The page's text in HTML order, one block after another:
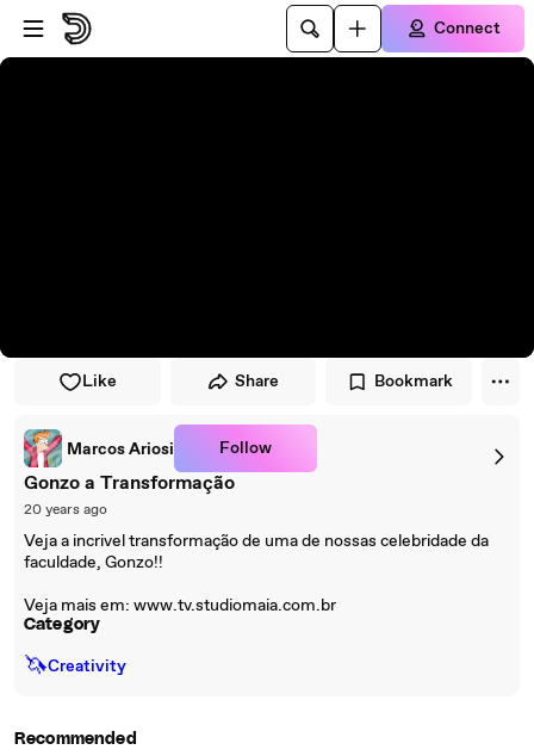
Skip to player
Skip to main content
Connect
Like Share Bookmark
Marcos Ariosi Follow
Gonzo a Transformação
20 years ago
Veja a incrivel transformação de uma de nossas celebridade da
faculdade, Gonzo!!
Veja mais em: www.tv.studiomaia.com.br
Category
🦄Creativity
Recommended